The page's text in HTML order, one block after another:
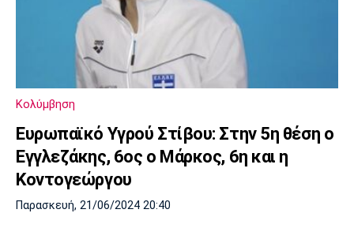
Κολύμβηση
Ευρωπαϊκό Υγρού Στίβου: Στην 5η θέση ο
Εγγλεζάκης, 6ος ο Μάρκος, 6η και η
Κοντογεώργου
Παρασκευή, 21/06/2024 20:40